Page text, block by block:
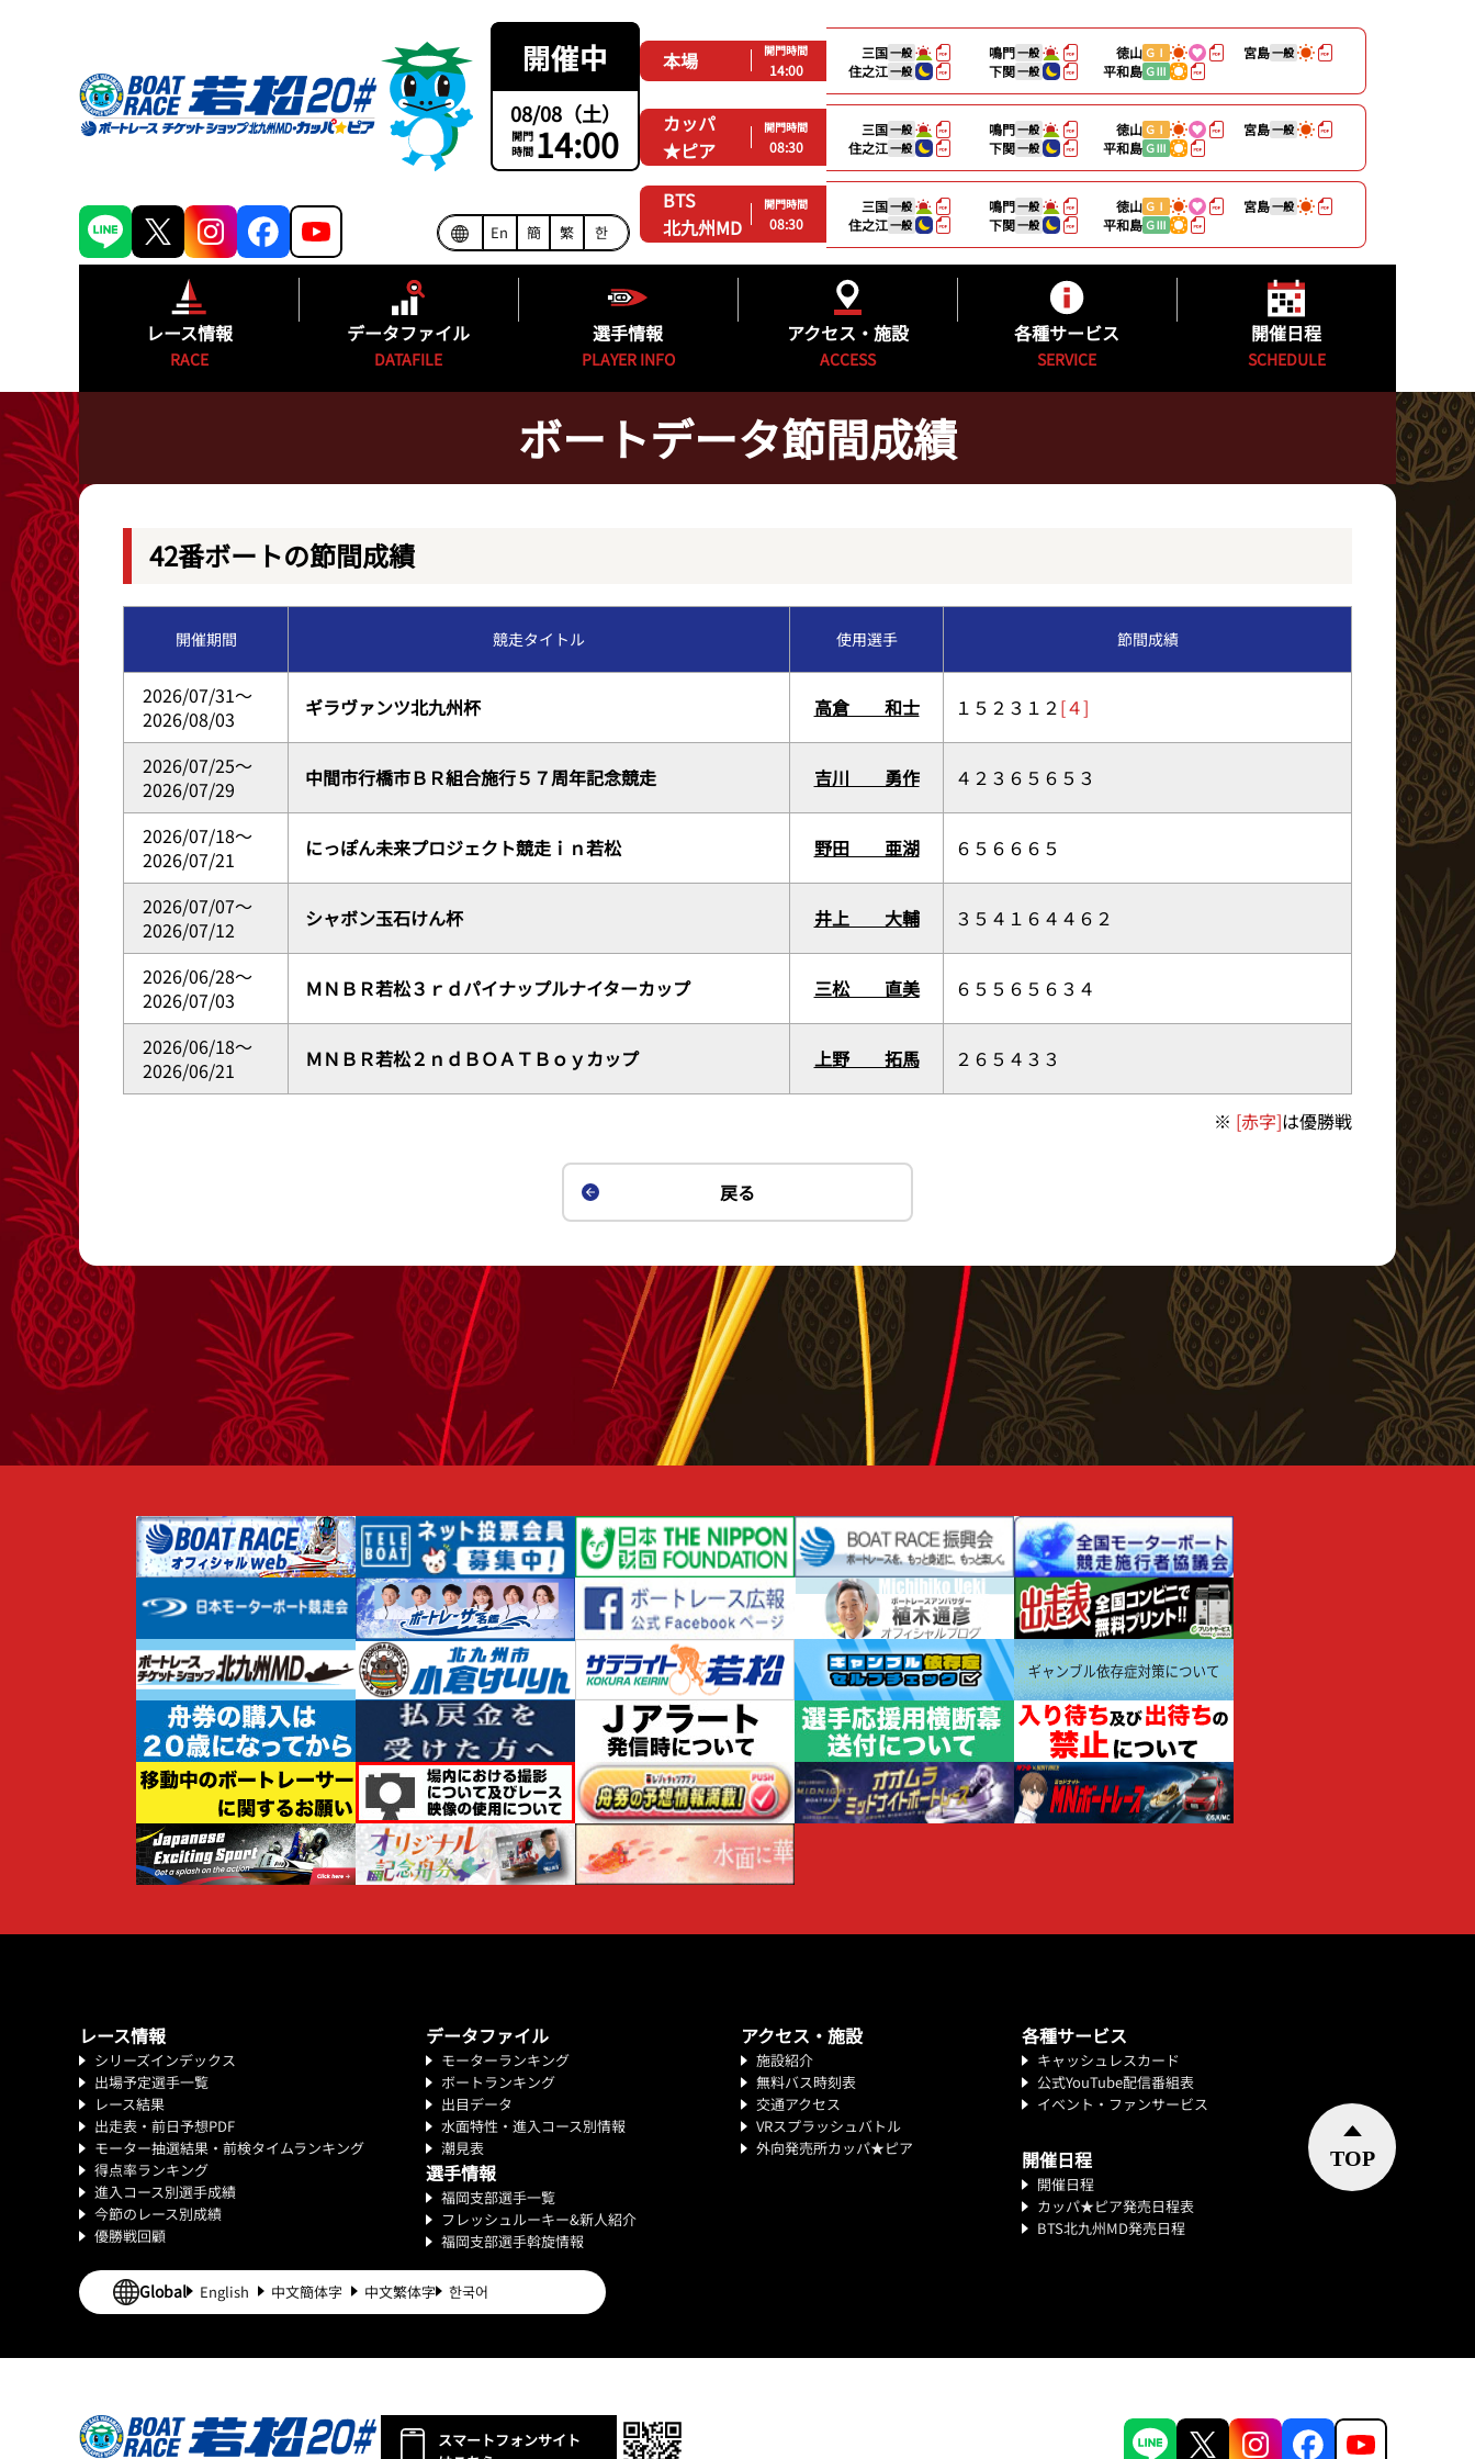
本場 開門時間
14:00
三国一般 鳴門一般 徳山 ＧⅠ 宮島一般
住之江一般 下関一般 平和島 ＧⅢ
カッパ
★ピア
開門時間
08:30
三国一般 鳴門一般 徳山 ＧⅠ 宮島一般
住之江一般 下関一般 平和島 ＧⅢ
BTS
北九州MD
開門時間
08:30
三国一般 鳴門一般 徳山 ＧⅠ 宮島一般
住之江一般 下関一般 平和島 ＧⅢ
08/08（土）
開門
時間 14:00
En 簡 繁 한
レース情報
RACE
出場予定選手一覧
レース結果
モーター抽選結果・前検タイムランキング
得点率ランキング
進入コース別選手成績
データファイル
DATAFILE
ボートランキング
出目データ
選手情報
PLAYER INFO
福岡支部選手一覧
フレッシュルーキー&新人紹介
アクセス・施設
ACCESS
施設紹介
無料バス時刻表
外向発売所カッパ★ピア
各種サービス
SERVICE
公式YouTube配信番組表
開催日程
SCHEDULE
カッパ★ピア発売日程表
ボートデータ節間成績
42番ボートの節間成績
開催期間 競走タイトル 使用選手 節間成績
2026/07/31～
2026/08/03
ギラヴァンツ北九州杯 高倉 和士 １５２３１２[４]
2026/07/25～
2026/07/29
中間市行橋市ＢＲ組合施行５７周年記念競走 吉川 勇作 ４２３６５６５３
2026/07/18～
2026/07/21
にっぽん未来プロジェクト競走ｉｎ若松 野田 亜湖 ６５６６６５
2026/07/07～
2026/07/12
シャボン玉石けん杯 井上 大輔 ３５４１６４４６２
2026/06/28～
2026/07/03
ＭＮＢＲ若松３ｒｄパイナップルナイターカップ 三松 直美 ６５５６５６３４
2026/06/18～
2026/06/21
ＭＮＢＲ若松２ｎｄＢＯＡＴＢｏｙカップ 上野 拓馬 ２６５４３３
※ [赤字]は優勝戦
戻る
レース情報
シリーズインデックス
出場予定選手一覧
レース結果
出走表・前日予想PDF
モーター抽選結果・前検タイムランキング
得点率ランキング
進入コース別選手成績
今節のレース別成績
優勝戦回顧
データファイル
モーターランキング
ボートランキング
出目データ
水面特性・進入コース別情報
潮見表
選手情報
福岡支部選手一覧
フレッシュルーキー&新人紹介
福岡支部選手斡旋情報
アクセス・施設
施設紹介
無料バス時刻表
交通アクセス
VRスプラッシュバトル
外向発売所カッパ★ピア
各種サービス
キャッシュレスカード
公式YouTube配信番組表
イベント・ファンサービス
開催日程
開催日程
カッパ★ピア発売日程表
BTS北九州MD発売日程
Global English 中文簡体字 中文繁体字 한국어
スマートフォンサイト